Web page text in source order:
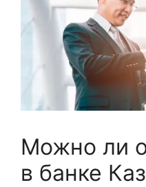
Можно ли
в банке